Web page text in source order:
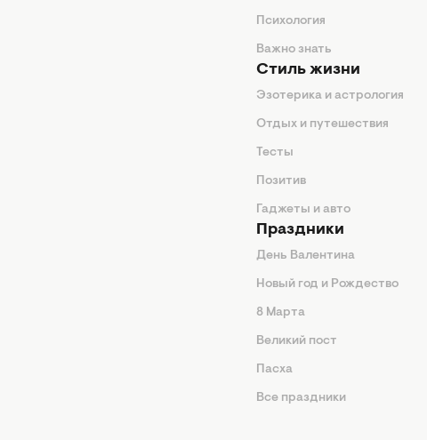
Психология
Важно знать
Стиль жизни
Эзотерика и астрология
Отдых и путешествия
Тесты
Позитив
Гаджеты и авто
Праздники
День Валентина
Новый год и Рождество
8 Марта
Великий пост
Пасха
Все праздники